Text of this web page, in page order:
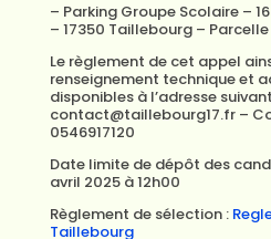
– Parking Groupe Scolaire –
– 17350 Taillebourg – Parcelle
Le règlement de cet appel
renseignement technique et
disponibles à l’adresse
contact@taillebourg17.fr –
0546917120
Date limite de dépôt des
avril 2025 à 12h00
Règlement de sélection :
Taillebourg